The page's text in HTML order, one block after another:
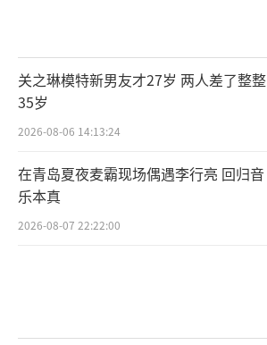
关之琳模特新男友才27岁 两人差了整整
35岁
2026-08-06 14:13:24
在青岛夏夜麦霸现场偶遇李行亮 回归音
乐本真
2026-08-07 22:22:00